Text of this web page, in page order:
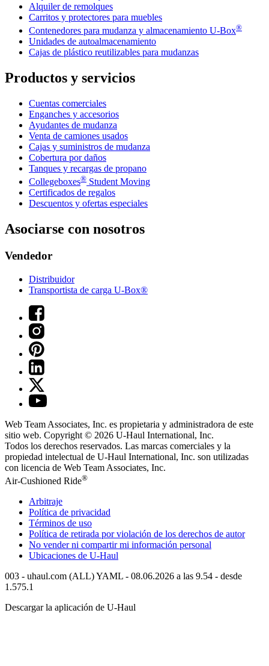
Alquiler de remolques
Carritos y protectores para muebles
Contenedores para mudanza y almacenamiento U-Box®
Unidades de autoalmacenamiento
Cajas de plástico reutilizables para mudanzas
Productos y servicios
Cuentas comerciales
Enganches y accesorios
Ayudantes de mudanza
Venta de camiones usados
Cajas y suministros de mudanza
Cobertura por daños
Tanques y recargas de propano
Collegeboxes® Student Moving
Certificados de regalos
Descuentos y ofertas especiales
Asociarse con nosotros
Vendedor
Distribuidor
Transportista de carga U-Box®
Web Team Associates, Inc. es propietaria y administradora de este
sitio web. Copyright © 2026 U-Haul International, Inc.
Todos los derechos reservados. Las marcas comerciales y la
propiedad intelectual de U-Haul International, Inc. son utilizadas
con licencia de Web Team Associates, Inc.
Air-Cushioned Ride®
Arbitraje
Política de privacidad
Términos de uso
Política de retirada por violación de los derechos de autor
No vender ni compartir mi información personal
Ubicaciones de U-Haul
003 - uhaul.com (ALL) YAML - 08.06.2026 a las 9.54 - desde
1.575.1
Descargar la aplicación de U-Haul